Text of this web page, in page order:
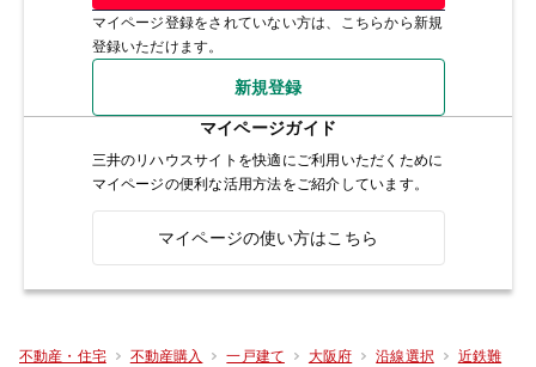
マイページ登録をされていない方は、こちらから新規
登録いただけます。
新規登録
マイページガイド
三井のリハウスサイトを快適にご利用いただくために
マイページの便利な活用方法をご紹介しています。
マイページの使い方はこちら
不動産・住宅 不動産購入 一戸建て 大阪府 沿線選択 近鉄難